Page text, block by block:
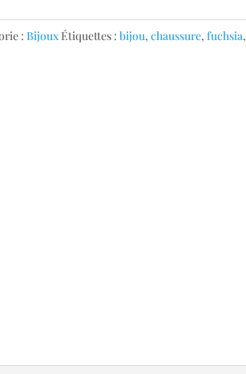
: Bijoux Étiquettes : bijou, chaussure, fuchsia,